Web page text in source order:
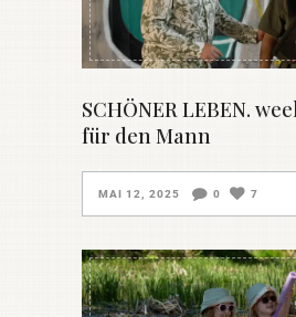
SCHÖNER LEBEN.
für den Mann
MAI 12, 2025 0 7